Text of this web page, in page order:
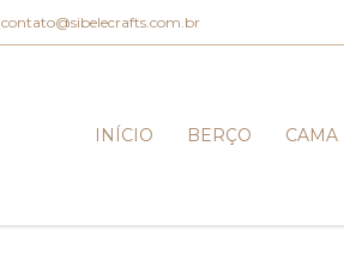
contato@sibelecrafts.com.br
INÍCIO BERÇO CAMA